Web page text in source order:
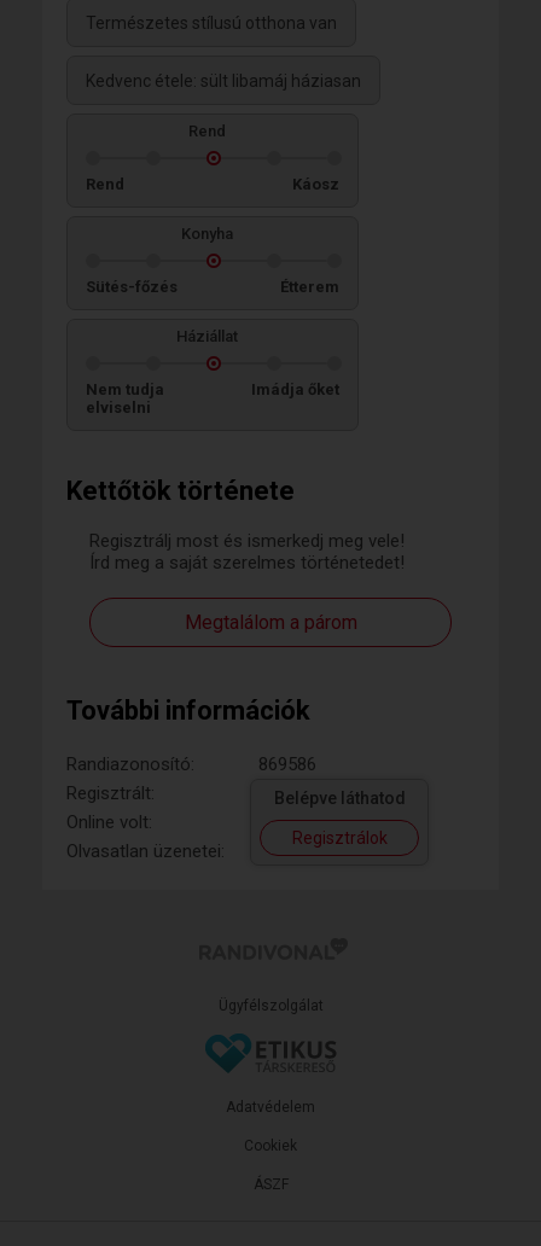
Kettőtök története
Regisztrálj most és ismerkedj meg vele!
Írd meg a saját szerelmes történetedet!
Megtalálom a párom
További információk
Randiazonosító:
869586
Regisztrált:
Online volt:
Olvasatlan üzenetei:
Belépve láthatod
Regisztrálok
Természetes stílusú otthona van
Kedvenc étele: sült libamáj háziasan
Rend
Rend Káosz
Konyha
Sütés-főzés Étterem
Háziállat
Nem tudja
elviselni
Imádja őket
Ügyfélszolgálat
ÁSZF
Adatvédelem
Cookiek